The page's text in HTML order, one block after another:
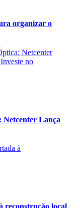
organizar o
Netcenter Lança
reconstrução local